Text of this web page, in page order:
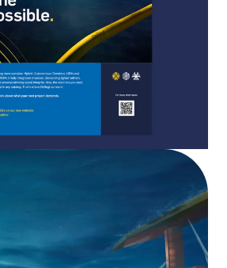
ervaring
LinkedIn specialist
ervaring